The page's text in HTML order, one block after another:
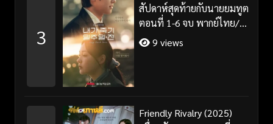
3
สัปดาห์สุดท้ายกับนายยมทูต
ตอนที่ 1-6 จบ พากย์ไทย/
ซับไทย
9 views
Friendly Rivalry (2025)